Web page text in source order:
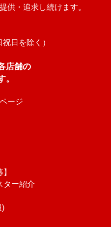
供・追求し続けます。
日を除く）
店舗の
ージ
ター紹介
)